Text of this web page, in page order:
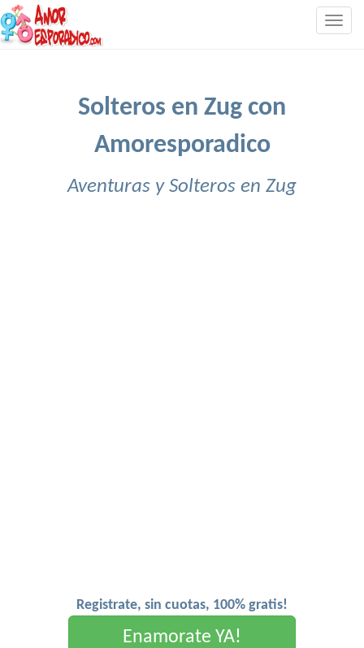
Solteros en Zug con
Amoresporadico
Aventuras y Solteros en Zug
Registrate, sin cuotas, 100% gratis!
Enamorate YA!